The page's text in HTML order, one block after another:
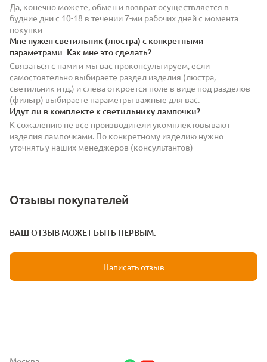
Да, конечно можете, обмен и возврат осуществляется в
будние дни с 10-18 в течении 7-ми рабочих дней с момента
покупки
Мне нужен светильник (люстра) с конкретными
параметрами. Как мне это сделать?
Связаться с нами и мы вас проконсультируем, если
самостоятельно выбираете раздел изделия (люстра,
светильник итд.) и слева откроется поле в виде под разделов
(фильтр) выбираете параметры важные для вас.
Идут ли в комплекте к светильнику лампочки?
К сожалению не все производители укомплектовывают
изделия лампочками. По конкретному изделию нужно
уточнять у наших менеджеров (консультантов)
Отзывы покупателей
ВАШ ОТЗЫВ МОЖЕТ БЫТЬ ПЕРВЫМ.
Написать отзыв